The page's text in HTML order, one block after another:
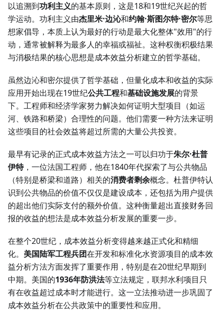
以追溯到功利主义的基本原则，这是18和19世纪兴起的哲
学运动。功利主义由杰里米·边沁和约翰·斯图尔特·密尔等思
想家倡导，本质上认为最好的行动是最大化整体"效用"的行
动，通常被解释为最多人的幸福或福祉。这种权衡积极结果
与消极结果的核心思想是成本效益分析建立的哲学基础。
虽然边沁和密尔提供了哲学基础，但量化成本和收益的实际
应用开始出现在19世纪公共工程和基础设施发展的背景
下。工程师和经济学家努力解决如何证明大型项目（如运
河、铁路和桥梁）合理性的问题。他们需要一种方法来证明
这些项目的社会效益将超过所需的大量公共投资。
最早有记录的正式成本效益方法之一可以归功于朱尔·杜普
伊特，一位法国工程师，他在1840年代探索了与公共物品
（特别是桥梁和道路）相关的消费者剩余概念。杜普伊特认
识到公共物品的价值不仅仅是建设成本，还包括为用户提供
的超出他们实际支付的额外价值。这种衡量超出直接财务回
报的收益的想法是成本效益分析发展的重要一步。
在整个20世纪，成本效益分析变得越来越正式化和精细
化。 美国陆军工程兵团在开发和标准化水资源项目的成本效
益分析方法方面发挥了重要作用，特别是在20世纪早期到
中期。美国的1936年防洪法等立法规定，联邦水利项目只
有在收益超过成本时才能进行。这一立法推动进一步巩固了
成本效益分析在公共政策中的重要性和应用。